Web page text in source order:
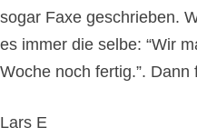
sogar Faxe geschrieben.
es immer die selbe: “Wir
Woche noch fertig.”.
Lars E